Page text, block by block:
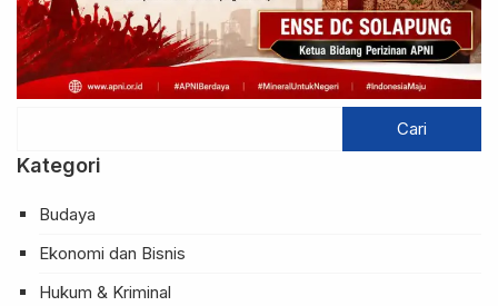
Kategori
Budaya
Ekonomi dan Bisnis
Hukum & Kriminal